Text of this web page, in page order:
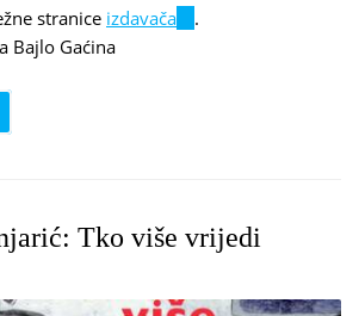
stranice izdavača (link.
Bajlo Gaćina
Tko više vrijedi